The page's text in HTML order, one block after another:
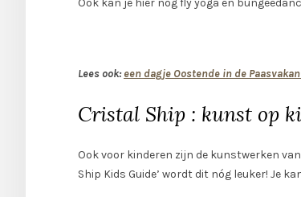
Ook kan je hier nog fly yoga en
Lees ook:een dagje Oostende in de
Cristal Ship : kunst op
Ook voor kinderen zijn de kunstwerken
Ship Kids Guide’ wordt dit nóg leuker! Je